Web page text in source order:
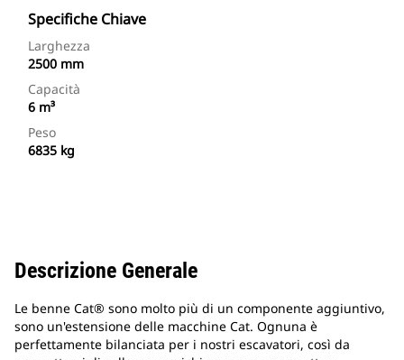
Specifiche Chiave
Larghezza
2500 mm
Capacità
6 m³
Peso
6835 kg
Descrizione Generale
Le benne Cat® sono molto più di un componente aggiuntivo,
sono un'estensione delle macchine Cat. Ognuna è
perfettamente bilanciata per i nostri escavatori, così da